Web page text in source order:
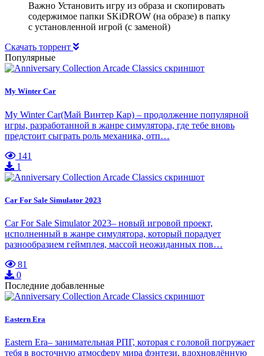
Важно Установить игру из образа и скопировать
содержимое папки SKiDROW (на образе) в папку
с установленной игрой (с заменой)
Скачать торрент
Популярные
My Winter Car
My Winter Car(Май Винтер Кар) – продолжение популярной
игры, разработанной в жанре симулятора, где тебе вновь
предстоит сыграть роль механика, отп…
141
1
Car For Sale Simulator 2023
Car For Sale Simulator 2023– новый игровой проект,
исполненный в жанре симулятора, который порадует
разнообразием геймплея, массой неожиданных пов…
81
0
Последние добавленные
Eastern Era
Eastern Era– занимательная РПГ, которая с головой погружает
тебя в восточную атмосферу мира фэнтези, вдохновлённую